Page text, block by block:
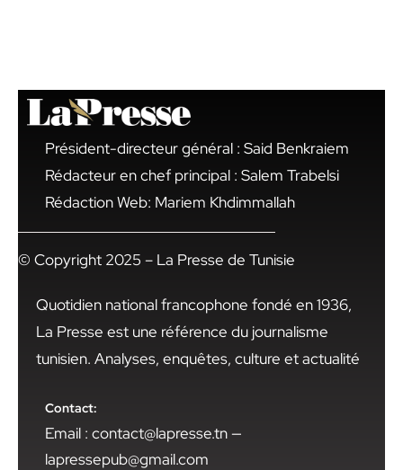
Président-directeur général : Said Benkraiem
Rédacteur en chef principal : Salem Trabelsi
Rédaction Web: Mariem Khdimmallah
© Copyright 2025 – La Presse de Tunisie
Quotidien national francophone fondé en 1936,
La Presse est une référence du journalisme
tunisien. Analyses, enquêtes, culture et actualité
Contact:
Email : contact@lapresse.tn —
lapressepub@gmail.com